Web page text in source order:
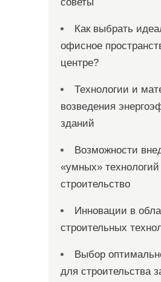
Как выбрать
офисное
центре?
Технологии и
возведения
зданий
Возможности
«умных»
строительство
Инновации в
строительных
Выбор
для строительства